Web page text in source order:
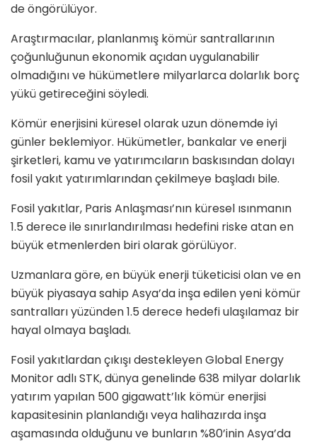
de öngörülüyor.
Araştırmacılar, planlanmış kömür santrallarının
çoğunluğunun ekonomik açıdan uygulanabilir
olmadığını ve hükümetlere milyarlarca dolarlık borç
yükü getireceğini söyledi.
Kömür enerjisini küresel olarak uzun dönemde iyi
günler beklemiyor. Hükümetler, bankalar ve enerji
şirketleri, kamu ve yatırımcıların baskısından dolayı
fosil yakıt yatırımlarından çekilmeye başladı bile.
Fosil yakıtlar, Paris Anlaşması’nın küresel ısınmanın
1.5 derece ile sınırlandırılması hedefini riske atan en
büyük etmenlerden biri olarak görülüyor.
Uzmanlara göre, en büyük enerji tüketicisi olan ve en
büyük piyasaya sahip Asya’da inşa edilen yeni kömür
santralları yüzünden 1.5 derece hedefi ulaşılamaz bir
hayal olmaya başladı.
Fosil yakıtlardan çıkışı destekleyen Global Energy
Monitor adlı STK, dünya genelinde 638 milyar dolarlık
yatırım yapılan 500 gigawatt’lık kömür enerjisi
kapasitesinin planlandığı veya halihazırda inşa
aşamasında olduğunu ve bunların %80’inin Asya’da